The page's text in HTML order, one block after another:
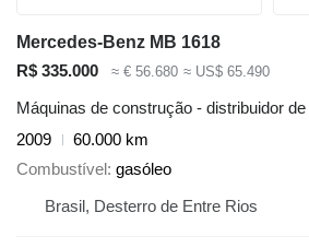
Mercedes-Benz MB 1618
R$ 335.000
≈ € 56.680 ≈ US$ 65.490
Máquinas de construção - distribuidor
2009
60.000 km
Combustível gasóleo
Brasil, Desterro de Entre Rios